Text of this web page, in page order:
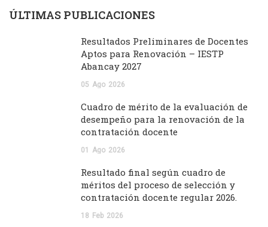
ÚLTIMAS PUBLICACIONES
Resultados Preliminares de Docentes
Aptos para Renovación – IESTP
Abancay 2027
05 Ago 2026
Cuadro de mérito de la evaluación de
desempeño para la renovación de la
contratación docente
01 Ago 2026
Resultado final según cuadro de
méritos del proceso de selección y
contratación docente regular 2026.
18 Feb 2026